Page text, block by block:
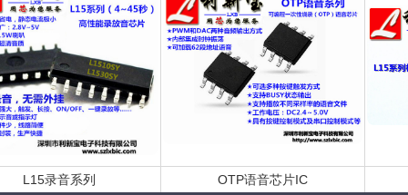
L15录音系列 OTP语音芯片IC